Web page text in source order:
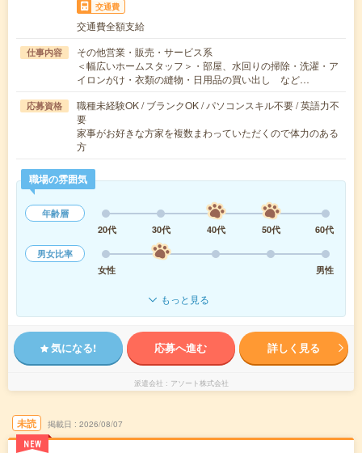
交通費
交通費全額支給
仕事内容
その他営業・販売・サービス系
＜幅広いホームスタッフ＞・部屋、水回りの掃除・洗濯・ア
イロンがけ・衣類の縫物・日用品の買い出し など…
応募資格
職種未経験OK / ブランクOK / パソコンスキル不要 / 英語力不
要
家事がお好きな方家を複数まわっていただくので体力のある
方
職場の雰囲気
年齢層
20代
30代 40代 50代
60代
男女比率
女性
男性
もっと見る
気になる! 応募へ進む 詳しく見る
派遣会社 アソート株式会社
未読
NEW
掲載日 2026/08/07